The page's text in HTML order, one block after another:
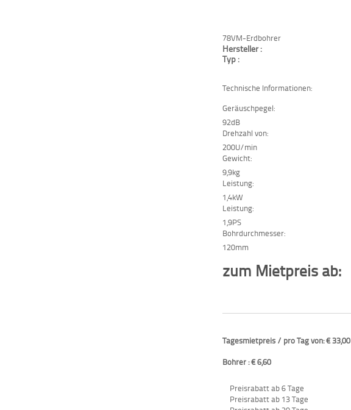
78VM-Erdbohrer
Hersteller :
Typ :
Technische Informationen:
Geräuschpegel:
92dB
Drehzahl von:
200U/min
Gewicht:
9,9kg
Leistung:
1,4kW
Leistung:
1,9PS
Bohrdurchmesser:
120mm
zum Mietpreis ab:
Tagesmietpreis / pro Tag von: € 33,00
Bohrer : € 6,60
Preisrabatt ab 6 Tage
Preisrabatt ab 13 Tage